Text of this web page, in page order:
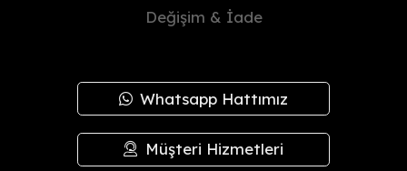
Değişim & İade
Whatsapp Hattımız
Müşteri Hizmetleri